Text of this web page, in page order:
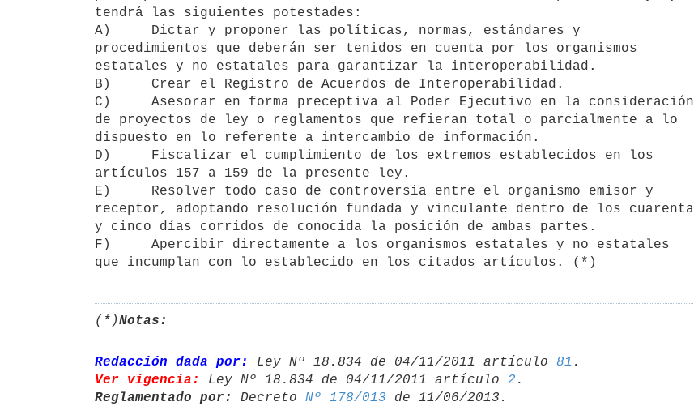
tendrá las siguientes potestades:
A)     Dictar y proponer las políticas, normas, estándares y
procedimientos que deberán ser tenidos en cuenta por los organismos
estatales y no estatales para garantizar la interoperabilidad.
B)     Crear el Registro de Acuerdos de Interoperabilidad.
C)     Asesorar en forma preceptiva al Poder Ejecutivo en la consideración
de proyectos de ley o reglamentos que refieran total o parcialmente a lo
dispuesto en lo referente a intercambio de información.
D)     Fiscalizar el cumplimiento de los extremos establecidos en los
artículos 157 a 159 de la presente ley.
E)     Resolver todo caso de controversia entre el organismo emisor y
receptor, adoptando resolución fundada y vinculante dentro de los cuarenta
y cinco días corridos de conocida la posición de ambas partes.
F)     Apercibir directamente a los organismos estatales y no estatales
que incumplan con lo establecido en los citados artículos. (*)
(*)Notas:
Redacción dada por: Ley Nº 18.834 de 04/11/2011 artículo 81
Ver vigencia:
Ley Nº 18.834 de 04/11/2011 artículo 2
Reglamentado por:
Decreto Nº 178/013